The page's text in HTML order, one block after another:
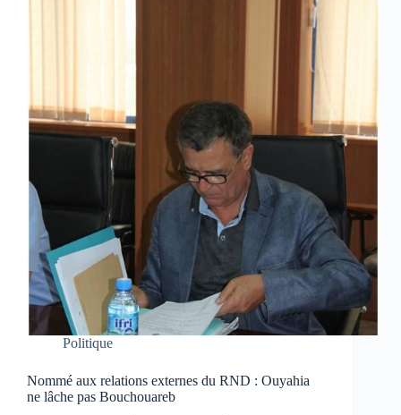
Politique
Nommé aux relations externes du RND : Ouyahia
ne lâche pas Bouchouareb